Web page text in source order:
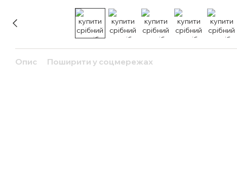
Опис Поширити у соцмережах